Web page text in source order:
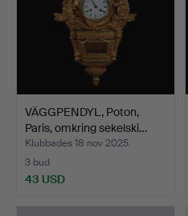
VÄGGPENDYL, Poton,
Paris, omkring sekelski…
Klubbades 18 nov 2025
3 bud
43 USD